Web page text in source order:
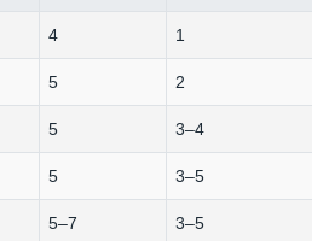
4 1
5 2
5 3–4
5 3–5
5–7 3–5